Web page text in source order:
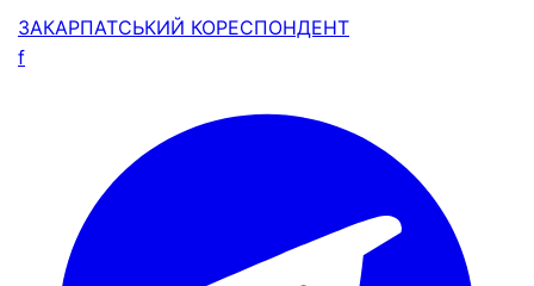
ЗАКАРПАТСЬКИЙ КОРЕСПОНДЕНТ
f